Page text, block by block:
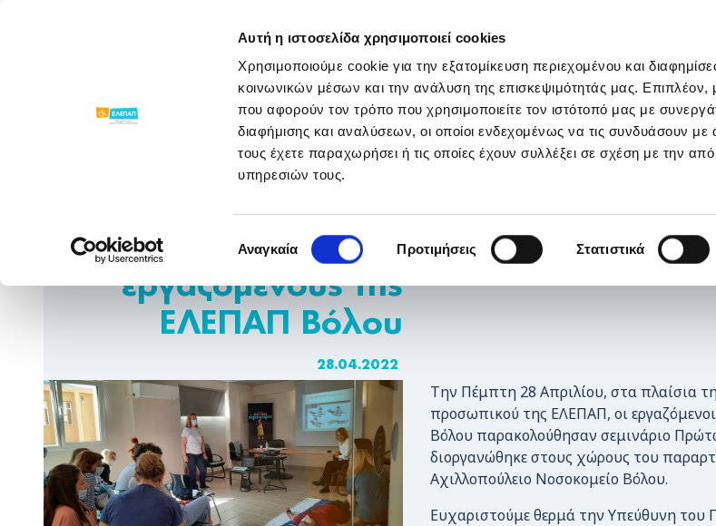
Αυτή η ιστοσελίδα χρησιμοποιεί cookies
Χρησιμοποιούμε cookie για την εξατομίκευση περιεχομένου και
κοινωνικών μέσων και την ανάλυση της επισκεψιμότητάς μας. Επιπλέον,
που αφορούν τον τρόπο που χρησιμοποιείτε τον ιστότοπό μας με
διαφήμισης και αναλύσεων, οι οποίοι ενδεχομένως να τις συνδυάσουν
τους έχετε παραχωρήσει ή τις οποίες έχουν συλλέξει σε σχέση με την
υπηρεσιών τους.
συγκατάθεσης
Αναγκαία Προτιμήσεις Στατιστικά
ΓΝΩΡΙΣΕ ΜΑΣ ΠΡΟΓΡΑΜΜΑΤΑ ΣΤΗΡΙΞΕ ΜΑΣ
Νέα & Ανακοινώσεις / Σεμινάριο Πρώτων Βοηθειών για τους εργαζόμενους της
Σεμινάριο Πρώτων
Βοηθειών για τους
εργαζόμενους της
ΕΛΕΠΑΠ Βόλου
28.04.2022
Την Πέμπτη 28 Απριλίου, στα πλαίσια
προσωπικού της ΕΛΕΠΑΠ, οι
Βόλου παρακολούθησαν σεμινάριο
διοργανώθηκε στους χώρους του
Αχιλλοπούλειο Νοσοκομείο Βόλου.
Ευχαριστούμε θερμά την Υπεύθυνη του